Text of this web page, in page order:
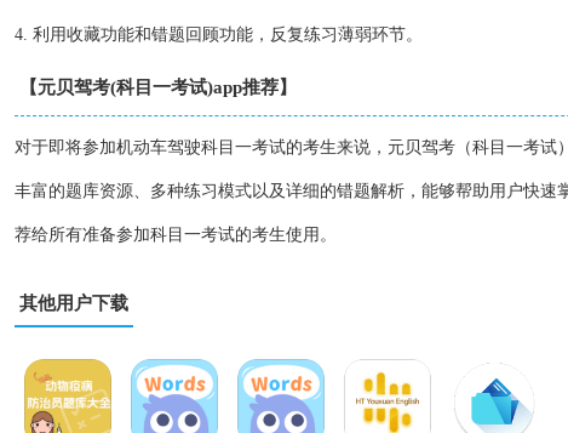
4. 利用收藏功能和错题回顾功能，反复练习薄弱环节。
【元贝驾考(科目一考试)app推荐】
对于即将参加机动车驾驶科目一考试的考生来说，元贝驾考（科目一考试
丰富的题库资源、多种练习模式以及详细的错题解析，能够帮助用户快速
荐给所有准备参加科目一考试的考生使用。
其他用户下载